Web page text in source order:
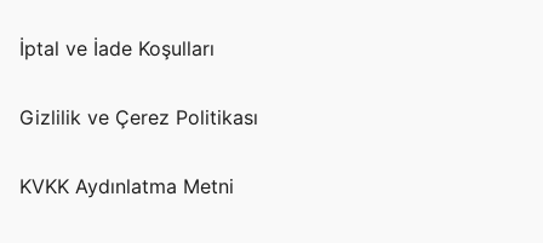
İptal ve İade Koşulları
Gizlilik ve Çerez Politikası
KVKK Aydınlatma Metni